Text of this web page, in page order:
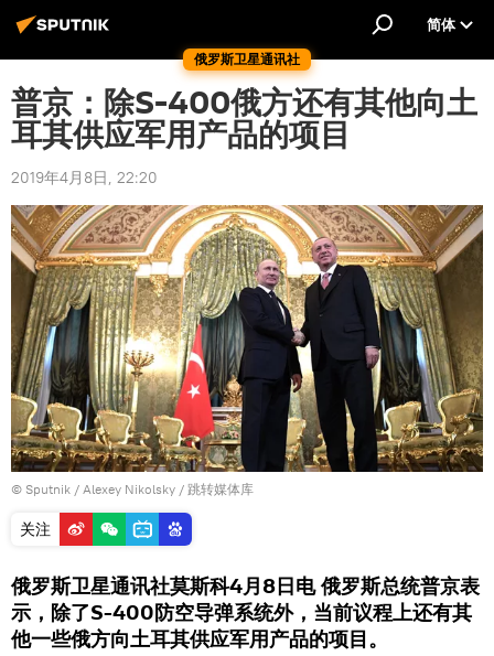
俄罗斯卫星通讯社
简体
普京：除S-400俄方还有其他向土
耳其供应军用产品的项目
2019年4月8日, 22:20
© Sputnik / Alexey Nikolsky / 跳转媒体库
关注
俄罗斯卫星通讯社莫斯科4月8日电 俄罗斯总统普京表
示，除了S-400防空导弹系统外，当前议程上还有其
他一些俄方向土耳其供应军用产品的项目。